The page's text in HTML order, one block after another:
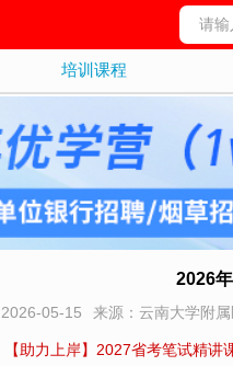
培训课程
2026
2026-05-15 来源：云南大学附
【助力上岸】2027省考笔试精